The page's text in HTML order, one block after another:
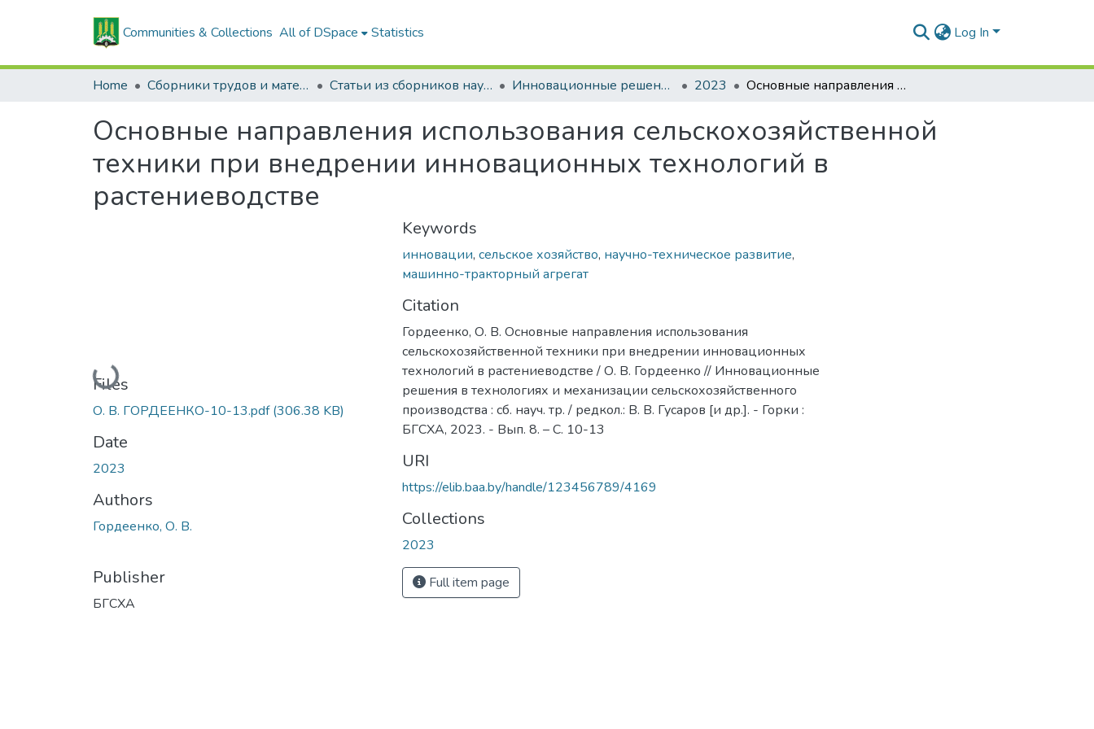
Communities & Collections All of DSpace Statistics Log In
Home Сборники трудов и материалов конференций Статьи из сборников научных трудов Инновационные решения в технологиях и механизации сельскохозяйственного производства 2023 Основные направления использования сельскохозяйственной техники при внедрении инновационных технологий в растениеводстве
Основные направления использования сельскохозяйственной
техники при внедрении инновационных технологий в
растениеводстве
Loading...
Files
О. В. ГОРДЕЕНКО-10-13.pdf(306.38 KB)
Date
2023
Authors
Гордеенко, О. В.
Publisher
БГСХА
Keywords
инновации, сельское хозяйство, научно-техническое развитие,
машинно-тракторный агрегат
Citation
Гордеенко, О. В. Основные направления использования
сельскохозяйственной техники при внедрении инновационных
технологий в растениеводстве / О. В. Гордеенко // Инновационные
решения в технологиях и механизации сельскохозяйственного
производства : сб. науч. тр. / редкол.: В. В. Гусаров [и др.]. - Горки :
БГСХА, 2023. - Вып. 8. – С. 10-13
URI
https://elib.baa.by/handle/123456789/4169
Collections
2023
Full item page